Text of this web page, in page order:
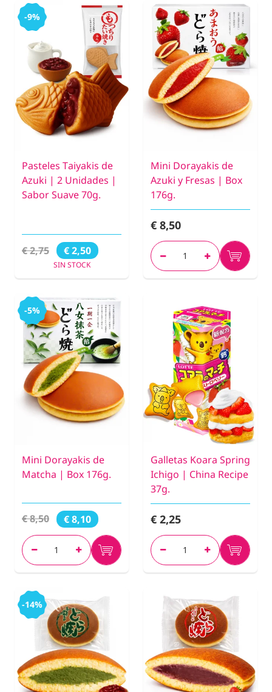
-9%
Pasteles Taiyakis de
Azuki | 2 Unidades |
Sabor Suave 70g.
€ 2,75 € 2,50
SIN STOCK
Mini Dorayakis de
Azuki y Fresas | Box
176g.
€ 8,50
-5%
Mini Dorayakis de
Matcha | Box 176g.
€ 8,50 € 8,10
Galletas Koara Spring
Ichigo | China Recipe
37g.
€ 2,25
-14%